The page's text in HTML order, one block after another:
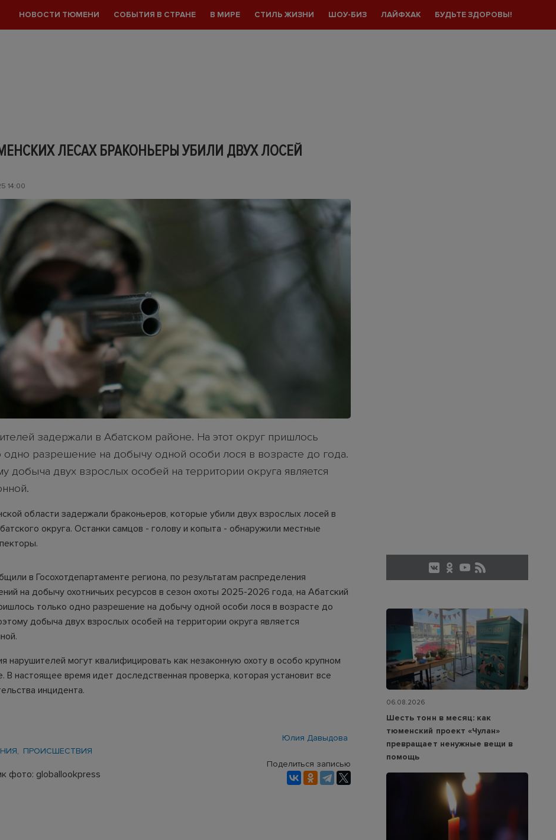
НОВОСТИ ТЮМЕНИ СОБЫТИЯ В СТРАНЕ В МИРЕ СТИЛЬ ЖИЗНИ ШОУ-БИЗ ЛАЙФХАК БУДЬТЕ ЗДОРОВЫ!
ЛЕСАХ БРАКОНЬЕРЫ УБИЛИ ДВУХ ЛОСЕЙ
14:00
задержали в Абатском районе. На этот округ пришлось
одно разрешение на добычу одной особи лося в возрасте до года.
добыча двух взрослых особей на территории округа является
области задержали браконьеров, которые убили двух взрослых лосей в
округа. Останки самцов - голову и копыта - обнаружили местные
в Госохотдепартаменте региона, по результатам распределения
на добычу охотничьих ресурсов в сезон охоты 2025-2026 года, на Абатский
только одно разрешение на добычу одной особи лося в возрасте до
добыча двух взрослых особей на территории округа является
нарушителей могут квалифицировать как незаконную охоту в особо крупном
В настоящее время идет доследственная проверка, которая установит все
инцидента.
Юлия Давыдова
ПРОИСШЕСТВИЯ
фото: globallookpress
Поделиться записью
06.08.2026
Шесть тонн в месяц: как
тюменский проект «Чулан»
превращает ненужные вещи в
помощь